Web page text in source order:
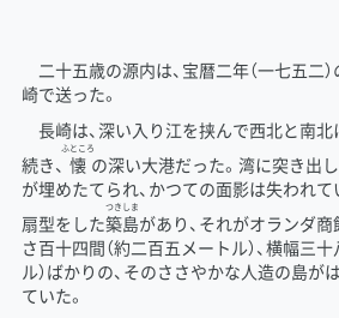
二十五歳の源内は、宝暦二年（一七五二
崎で送った。
長崎は、深い入り江を挟んで西北と南
続き、 懐
ふところ
の深い大港だった。湾に突き出
が埋めたてられ、かつての面影は失われて
扇型をした築
つき
島
しま
があり、それがオランダ
さ百十四間（約二百五メートル）、横幅三
ル）ばかりの、そのささやかな人造の島が
ていた。